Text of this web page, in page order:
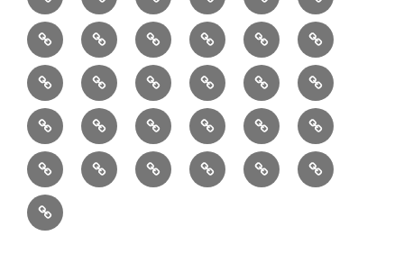
メ
イ
ド
バ
ッ
グ
ー
ジ
ャ
ー
バ
ー
シ
ョ
ル
ダ
ー
（定
番
品
バ
ッ
グ
ク
ス
型
ト
ン
メ
ッ
ト
バ
ッ
グ
タ
ッ
ク
バ
ッ
グ
ネ
ス
バ
ッ
グ
テ
ィ
ー
ハ
ン
ド
バ
ッ
グ
取
引
の
流
れ
問
合
せ
及
び
ご
相
談
ジ
タ
ル
コ
ン
テ
ン
ツ
ジ
タ
ル
コ
ン
テ
ン
ツ
ロ
グ
プ
ラ
イ
バ
シ
ー
ポ
リ
シ
ラ
ン
デ
ィ
ン
グ
ペ
ル
ー
ル
レ
ン
タ
ル
ジ
ュ
エ
レ
ン
タ
ル
ジ
ュ
エ
㉑
イ
ン
テ
リ
ア
収
㉒
エ
コ
バ
ッ
グ
（定
㉓
楽
器
入
れ
㉔
ナ
ッ
プ
サ
ッ
㉕
ド
ー
ム
型
㉖
ド
イ
リ
ー
㉗
オ
ー
ル
イ
ン
㉘
カ
ー
テ
ン
㉙
ク
ッ
シ
㉚
ク
ラ
ッ
㉛
ト
ー
ト
㉜
洋
服
ラ
事
業
者
か
事
業
者
概
伝
言
共
有
最
近
本
物
製
作
Ｓ
Ｎ